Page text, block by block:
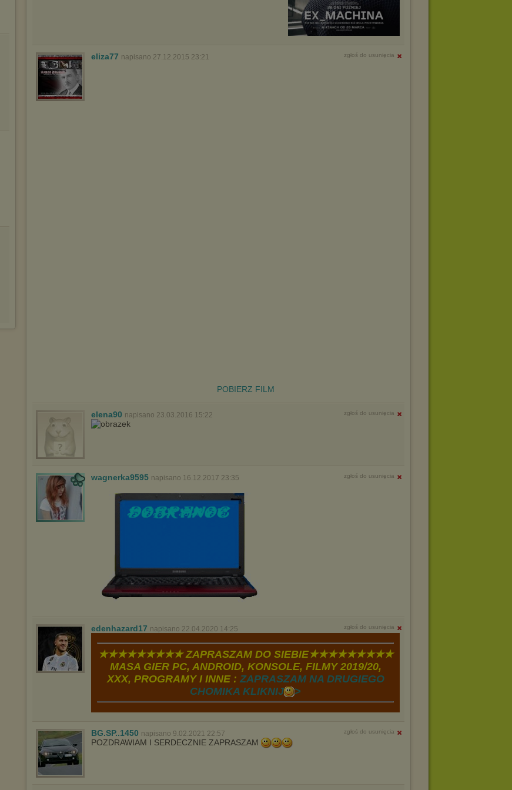
Istnieje możliwość zmiany ustawień przeglądarki internetowej w
sposób uniemożliwiający przechowywanie plików cookies na
urządzeniu końcowym. Można również usunąć pliki cookies,
dokonując odpowiednich zmian w ustawieniach przeglądarki
internetowej.
eliza77 napisano 27.12.2015 23:21 zgłoś do usunięcia
POBIERZ FILM
elena90 napisano 23.03.2016 15:22 zgłoś do usunięcia
wagnerka9595 napisano 16.12.2017 23:35 zgłoś do usunięcia
edenhazard17 napisano 22.04.2020 14:25 zgłoś do usunięcia
★★★★★★★★★ ZAPRASZAM DO SIEBIE★★★★★★★★★
MASA GIER PC, ANDROID, KONSOLE, FILMY 2019/20,
XXX, PROGRAMY I INNE : ZAPRASZAM NA DRUGIEGO
CHOMIKA KLIKNIJ
>
BG.SP..1450 napisano 9.02.2021 22:57 zgłoś do usunięcia
POZDRAWIAM I SERDECZNIE ZAPRASZAM